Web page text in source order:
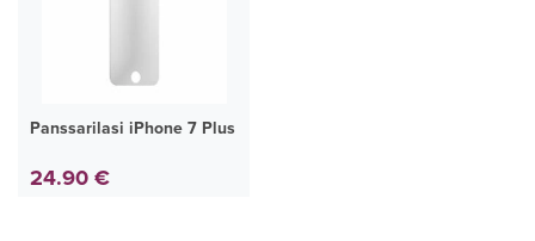
Panssarilasi iPhone 7 Plus
24.90 €